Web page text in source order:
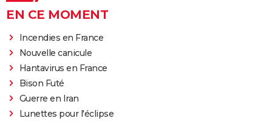
EN CE MOMENT
Incendies en France
Nouvelle canicule
Hantavirus en France
Bison Futé
Guerre en Iran
Lunettes pour l'éclipse